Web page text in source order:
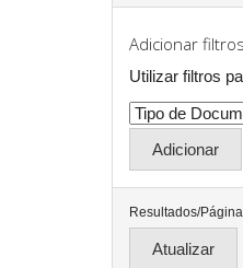
Adicionar
Utilizar filtros
Resultados/Página